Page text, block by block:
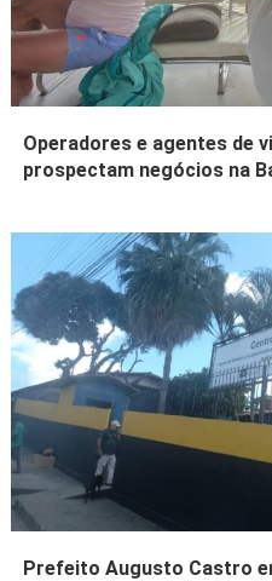
Operadores e agentes de
prospectam negócios na
Prefeito Augusto Castro